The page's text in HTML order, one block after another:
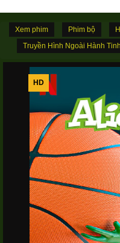
Xem phim Phim bộ
Truyền Hình Ngoài Hành
HD